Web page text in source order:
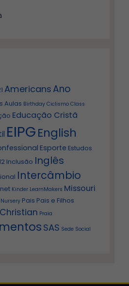
Americans Ano
Aulas Birthday Ciclismo Class
Educação Cristã
EIPGEnglish
Esporte Estudos
Inclusão Inglês
Intercâmbio
Kinder LearnMakers Missouri
Nursery Pais Pais e Filhos
Praia
SAS Sede Social